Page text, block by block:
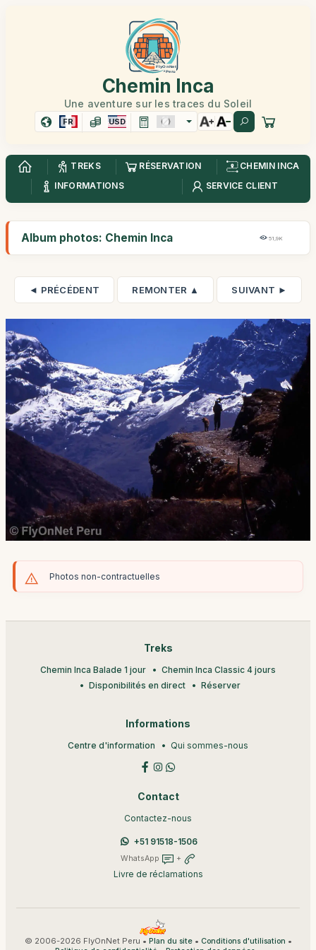
Chemin Inca
Une aventure sur les traces du Soleil
FR USD
TREKS RÉSERVATION
CHEMIN INCA
INFORMATIONS
SERVICE CLIENT
Album photos: Chemin Inca 51,9K
◄ PRÉCÉDENT REMONTER ▲ SUIVANT ►
Photos non-contractuelles
Treks
Chemin Inca Balade 1 jour
Chemin Inca Classic 4 jours
Disponibilités en direct
Réserver
Informations
Centre d'information Qui sommes-nous
Contact
Contactez-nous
+51 91518-1506
WhatsApp +
Livre de réclamations
© 2006-2026 FlyOnNet Peru • Plan du site• Conditions d'utilisation •